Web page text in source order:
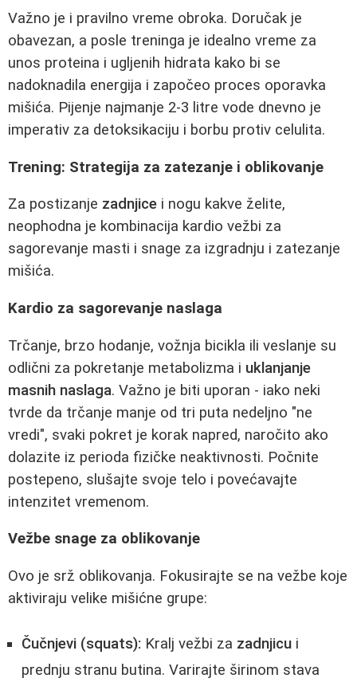
Važno je i pravilno vreme obroka. Doručak je
obavezan, a posle treninga je idealno vreme za
unos proteina i ugljenih hidrata kako bi se
nadoknadila energija i započeo proces oporavka
mišića. Pijenje najmanje 2-3 litre vode dnevno je
imperativ za detoksikaciju i borbu protiv celulita.
Trening: Strategija za zatezanje i oblikovanje
Za postizanje zadnjice i nogu kakve želite,
neophodna je kombinacija kardio vežbi za
sagorevanje masti i snage za izgradnju i zatezanje
mišića.
Kardio za sagorevanje naslaga
Trčanje, brzo hodanje, vožnja bicikla ili veslanje su
odlični za pokretanje metabolizma i uklanjanje
masnih naslaga. Važno je biti uporan - iako neki
tvrde da trčanje manje od tri puta nedeljno "ne
vredi", svaki pokret je korak napred, naročito ako
dolazite iz perioda fizičke neaktivnosti. Počnite
postepeno, slušajte svoje telo i povećavajte
intenzitet vremenom.
Vežbe snage za oblikovanje
Ovo je srž oblikovanja. Fokusirajte se na vežbe koje
aktiviraju velike mišićne grupe:
Čučnjevi (squats): Kralj vežbi za zadnjicu i
prednju stranu butina. Varirajte širinom stavа